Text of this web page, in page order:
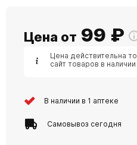
Цена от 99 ₽
Цена действительна
сайт товаров в наличии
В наличии в 1 аптеке
Самовывоз сегодня